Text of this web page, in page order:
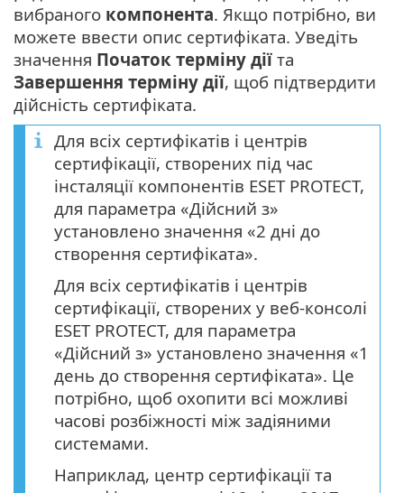
вибраного компонента. Якщо потрібно, ви
можете ввести опис сертифіката. Уведіть
значення Початок терміну дії та
Завершення терміну дії, щоб підтвердити
дійсність сертифіката.
Для всіх сертифікатів і центрів
сертифікації, створених під час
інсталяції компонентів ESET PROTECT,
для параметра «Дійсний з»
установлено значення «2 дні до
створення сертифіката».
Для всіх сертифікатів і центрів
сертифікації, створених у веб-консолі
ESET PROTECT, для параметра
«Дійсний з» установлено значення «1
день до створення сертифіката». Це
потрібно, щоб охопити всі можливі
часові розбіжності між задіяними
системами.
Наприклад, центр сертифікації та